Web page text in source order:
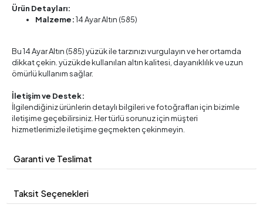
Ürün Detayları:
Malzeme:14 Ayar Altın (585)
Bu 14 Ayar Altın (585) yüzük ile tarzınızı vurgulayın ve her ortamda
dikkat çekin. yüzükde kullanılan altın kalitesi, dayanıklılık ve uzun
ömürlü kullanım sağlar.
İletişim ve Destek:
İlgilendiğiniz ürünlerin detaylı bilgileri ve fotoğrafları için bizimle
iletişime geçebilirsiniz. Her türlü sorunuz için müşteri
hizmetlerimizle iletişime geçmekten çekinmeyin.
Garanti ve Teslimat
Taksit Seçenekleri